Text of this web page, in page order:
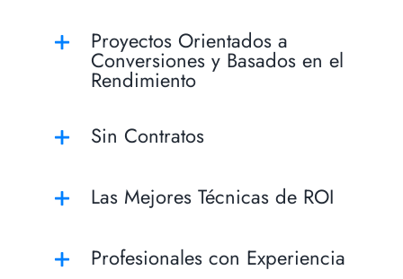
Proyectos Orientados a
Conversiones y Basados en el
Rendimiento
Sin Contratos
Las Mejores Técnicas de ROI
Profesionales con Experiencia